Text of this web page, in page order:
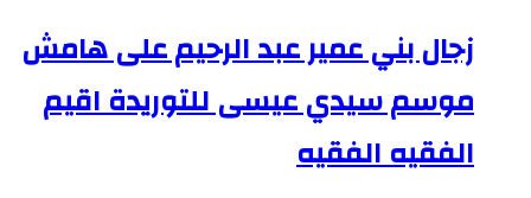
زجال بني عمير عبد الرحيم على هامش
موسم سيدي عيسى للتوريدة اقيم
الفقيه الفقيه